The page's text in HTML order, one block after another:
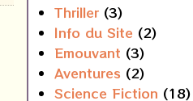
Thriller (3)
Info du Site (2)
Emouvant (3)
Aventures (2)
Science Fiction (18)